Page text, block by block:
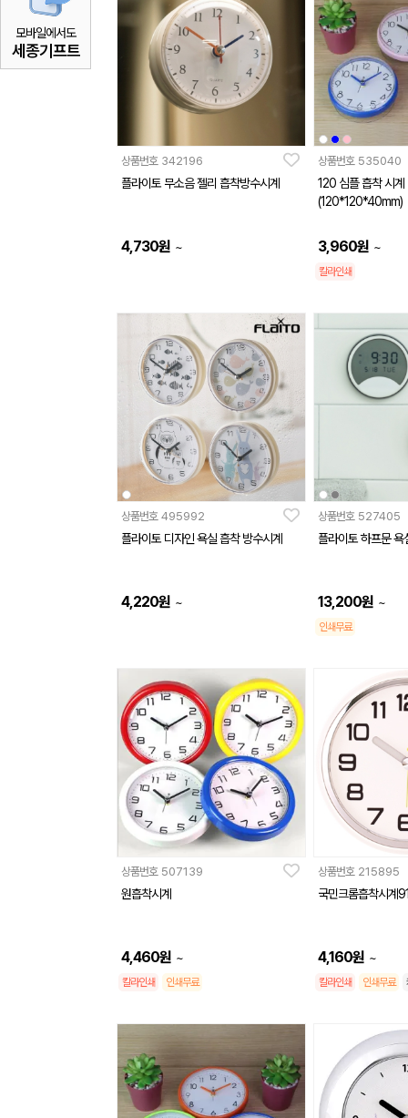
모바일에서도
세종기프트
상품번호 342196
플라이토 무소음 젤리 흡착방수시계
4,730원 ~
상품번호 535040
120 심플 흡착 시계
(120*120*40mm)
3,960원 ~
칼라인쇄
상품번호 495992
플라이토 디자인 욕실 흡착 방수시계
4,220원 ~
상품번호 527405
플라이토 하프문 욕
13,200원 ~
인쇄무료
상품번호 507139
원흡착시계
4,460원 ~
칼라인쇄 인쇄무료
상품번호 215895
국민크롬흡착시계
4,160원 ~
칼라인쇄 인쇄무료